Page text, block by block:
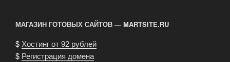
МАГАЗИН ГОТОВЫХ САЙТОВ — MARTSITE.RU
$Хостинг от 92 рублей
$ Регистрация домена